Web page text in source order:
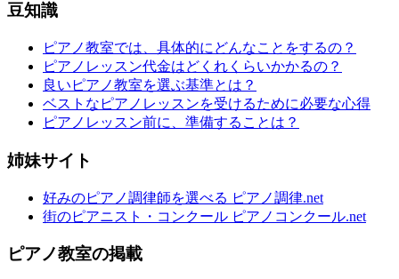
豆知識
ピアノ教室では、具体的にどんなことをするの？
ピアノレッスン代金はどくれくらいかかるの？
良いピアノ教室を選ぶ基準とは？
ベストなピアノレッスンを受けるために必要な心得
ピアノレッスン前に、準備することは？
姉妹サイト
好みのピアノ調律師を選べる ピアノ調律.net
街のピアニスト・コンクール ピアノコンクール.net
ピアノ教室の掲載